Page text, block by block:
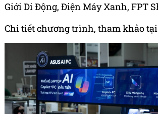
Giới Di Động, Điện Máy Xanh, FPT
Chi tiết chương trình, tham khảo tại